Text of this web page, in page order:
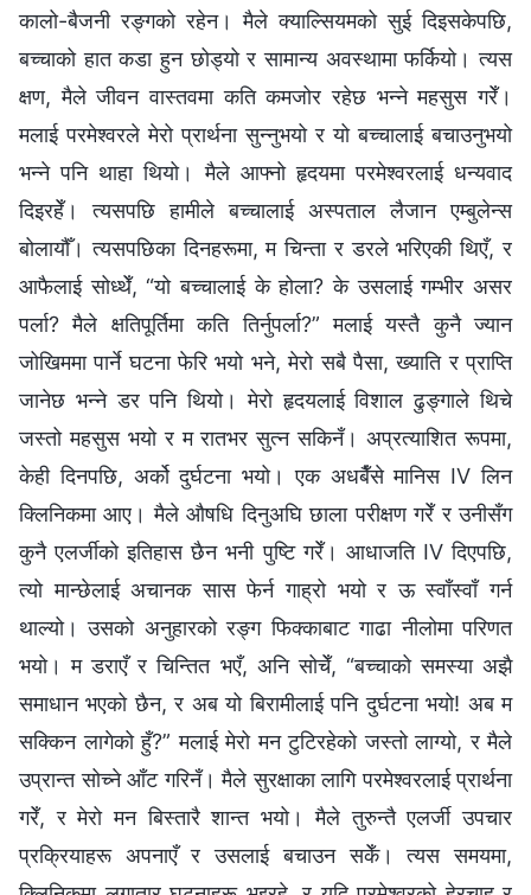
कालो-बैजनी रङ्गको रहेन। मैले क्याल्सियमको सुई दिइसकेपछि,
बच्चाको हात कडा हुन छोड्यो र सामान्य अवस्थामा फर्कियो। त्यस
क्षण, मैले जीवन वास्तवमा कति कमजोर रहेछ भन्ने महसुस गरेँ।
मलाई परमेश्‍वरले मेरो प्रार्थना सुन्नुभयो र यो बच्चालाई बचाउनुभयो
भन्ने पनि थाहा थियो। मैले आफ्नो हृदयमा परमेश्‍वरलाई धन्यवाद
दिइरहेँ। त्यसपछि हामीले बच्चालाई अस्पताल लैजान एम्बुलेन्स
बोलायौँ। त्यसपछिका दिनहरूमा, म चिन्ता र डरले भरिएकी थिएँ, र
आफैलाई सोध्थेँ, “यो बच्चालाई के होला? के उसलाई गम्भीर असर
पर्ला? मैले क्षतिपूर्तिमा कति तिर्नुपर्ला?” मलाई यस्तै कुनै ज्यान
जोखिममा पार्ने घटना फेरि भयो भने, मेरो सबै पैसा, ख्याति र प्राप्ति
जानेछ भन्ने डर पनि थियो। मेरो हृदयलाई विशाल ढुङ्गाले थिचे
जस्तो महसुस भयो र म रातभर सुत्न सकिनँ। अप्रत्याशित रूपमा,
केही दिनपछि, अर्को दुर्घटना भयो। एक अधबैँसे मानिस IV लिन
क्लिनिकमा आए। मैले औषधि दिनुअघि छाला परीक्षण गरेँ र उनीसँग
कुनै एलर्जीको इतिहास छैन भनी पुष्टि गरेँ। आधाजति IV दिएपछि,
त्यो मान्छेलाई अचानक सास फेर्न गाह्रो भयो र ऊ स्वाँस्वाँ गर्न
थाल्यो। उसको अनुहारको रङ्ग फिक्काबाट गाढा नीलोमा परिणत
भयो। म डराएँ र चिन्तित भएँ, अनि सोचेँ, “बच्चाको समस्या अझै
समाधान भएको छैन, र अब यो बिरामीलाई पनि दुर्घटना भयो! अब म
सक्किन लागेको हुँ?” मलाई मेरो मन टुटिरहेको जस्तो लाग्यो, र मैले
उप्रान्त सोच्ने आँट गरिनँ। मैले सुरक्षाका लागि परमेश्‍वरलाई प्रार्थना
गरेँ, र मेरो मन बिस्तारै शान्त भयो। मैले तुरुन्तै एलर्जी उपचार
प्रक्रियाहरू अपनाएँ र उसलाई बचाउन सकेँ। त्यस समयमा,